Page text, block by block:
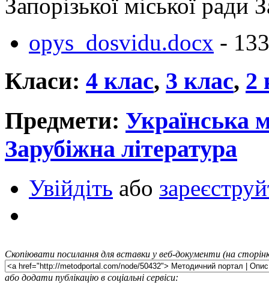
Запорізької міської ради
opys_dosvidu.docx -
Класи: 4 клас, 3 клас, 2
Предмети: Українська
Зарубіжна література
Увійдіть або
Скопіювати посилання для вставки у веб-документи (на
або додати публікацію в соціальні сервіси: